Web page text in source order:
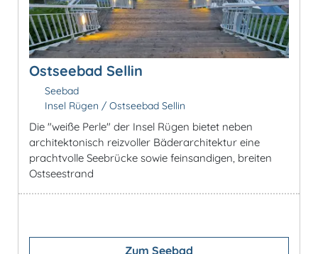
Ostseebad Sellin
Seebad
Insel Rügen / Ostseebad Sellin
Die "weiße Perle" der Insel Rügen bietet neben
architektonisch reizvoller Bäderarchitektur eine
prachtvolle Seebrücke sowie feinsandigen, breiten
Ostseestrand
Zum Seebad